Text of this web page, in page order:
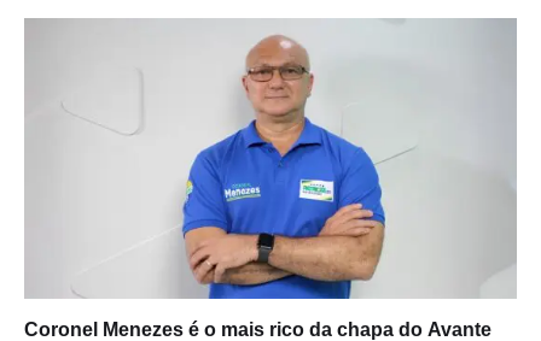
Coronel Menezes é o mais rico da chapa do Avante